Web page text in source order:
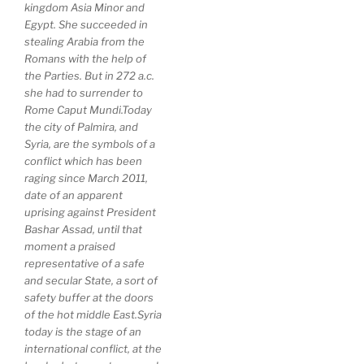
kingdom Asia Minor and
Egypt. She succeeded in
stealing Arabia from the
Romans with the help of
the Parties. But in 272 a.c.
she had to surrender to
Rome Caput Mundi.Today
the city of Palmira, and
Syria, are the symbols of a
conflict which has been
raging since March 2011,
date of an apparent
uprising against President
Bashar Assad, until that
moment a praised
representative of a safe
and secular State, a sort of
safety buffer at the doors
of the hot middle East.Syria
today is the stage of an
international conflict, at the